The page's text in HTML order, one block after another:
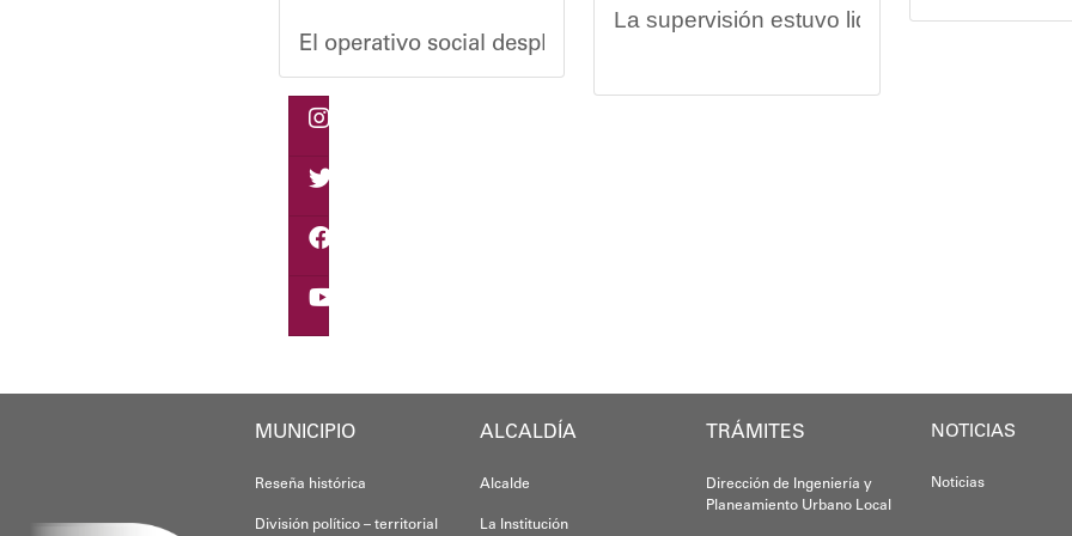
El operativo social desplegó un equipo multidisciplinario que ofreció
Eudicis Viva, habitante de la comunidad y beneficiaria del operativo,
La supervisión estuvo liderada por el
Las obras en ejecución contemplan
MUNICIPIO
Reseña histórica
División político – territorial
ALCALDÍA
Alcalde
La Institución
TRÁMITES
Dirección de Ingeniería y
Planeamiento Urbano Local
NOTICIAS
Noticias